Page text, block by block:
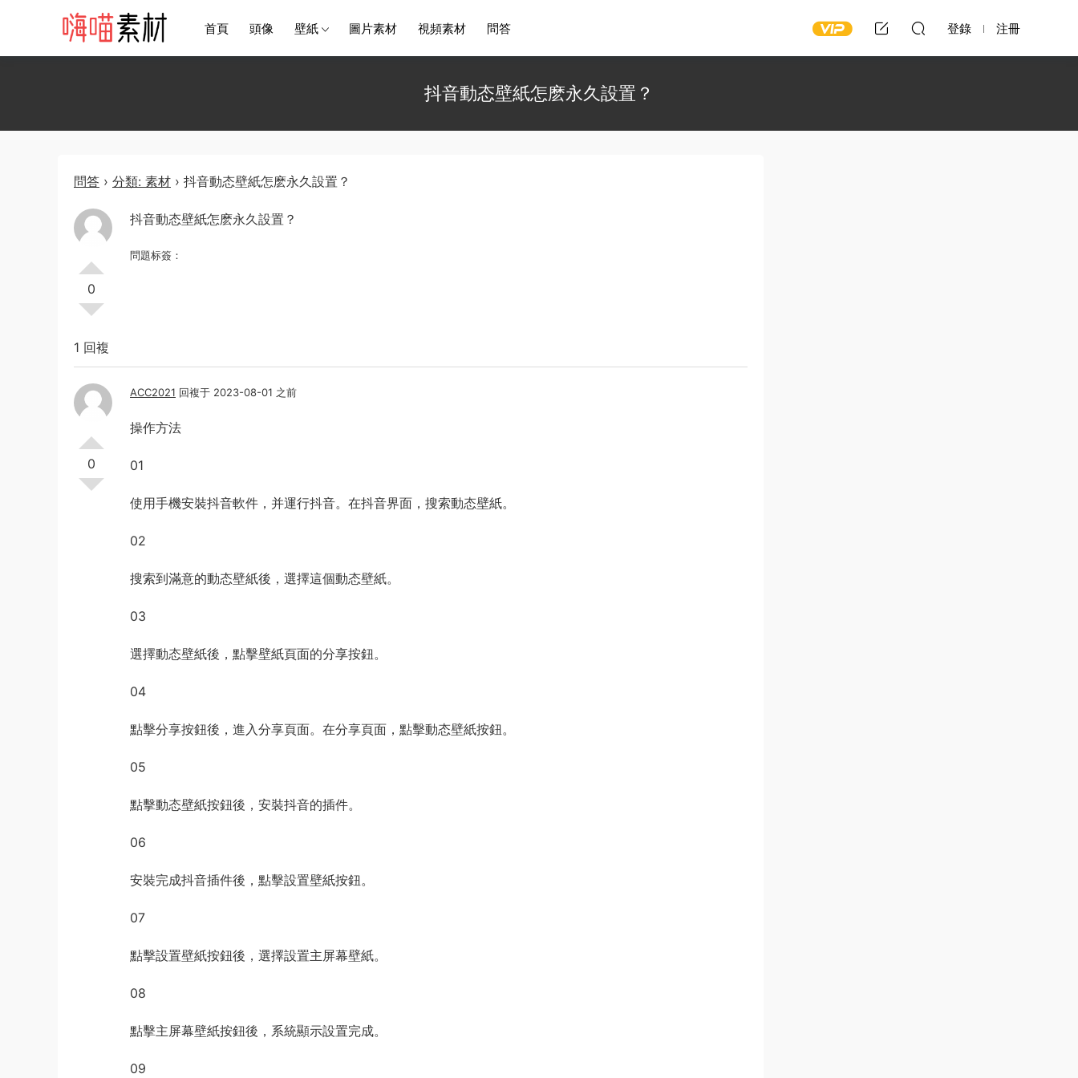
首頁 頭像 壁紙 圖片素材 視頻素材 問答 登錄 注冊
抖音動态壁紙怎麽永久設置？
問答 › 分類: 素材 › 抖音動态壁紙怎麽永久設置？
0
抖音動态壁紙怎麽永久設置？
問題标簽：
1 回複
0
ACC2021 回複于 2023-08-01 之前
操作方法
01
使用手機安裝抖音軟件，并運行抖音。在抖音界面，搜索動态壁紙。
02
搜索到滿意的動态壁紙後，選擇這個動态壁紙。
03
選擇動态壁紙後，點擊壁紙頁面的分享按鈕。
04
點擊分享按鈕後，進入分享頁面。在分享頁面，點擊動态壁紙按鈕。
05
點擊動态壁紙按鈕後，安裝抖音的插件。
06
安裝完成抖音插件後，點擊設置壁紙按鈕。
07
點擊設置壁紙按鈕後，選擇設置主屏幕壁紙。
08
點擊主屏幕壁紙按鈕後，系統顯示設置完成。
09